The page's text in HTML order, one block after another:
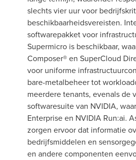
slechts vier uur voor
beschikbaarheidsvereisten.
softwarepakket voor
Supermicro is beschikbaar,
Composer® en SuperCloud
voor uniforme
bare-metalbeheer tot
meerdere tenants, evenals de
softwaresuite van NVIDIA,
Enterprise en NVIDIA Run:ai.
zorgen ervoor dat informatie
bedrijfsmiddelen en
en andere componenten